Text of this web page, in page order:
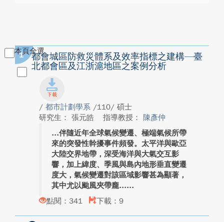
本頁全選
1
都會城區防救災體系及效率指標之建構—臺
北都會區及江浙滬地區之案例分析
/ 都市計劃學系 /110/ 碩士
研究生： 張元皓
指導教授： 陳彥仲
伴隨近年全球氣候變遷、極端氣候所帶
來的突發性幹擾事件頻發。太平洋與歐亞
大陸交界地帶，深受海洋與大氣交互影
響，加上緯度、季風與島內地形垂直變遷
度大，氣候變遷對該區域影響甚為顯著，
其中尤以颱風夾帶龐...
點閱：341
下載：9